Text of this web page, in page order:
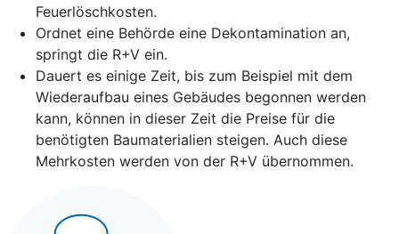
Feuerlöschkosten.
Ordnet eine Behörde eine Dekontamination an,
springt die R+V ein.
Dauert es einige Zeit, bis zum Beispiel mit dem
Wiederaufbau eines Gebäudes begonnen werden
kann, können in dieser Zeit die Preise für die
benötigten Baumaterialien steigen. Auch diese
Mehrkosten werden von der R+V übernommen.